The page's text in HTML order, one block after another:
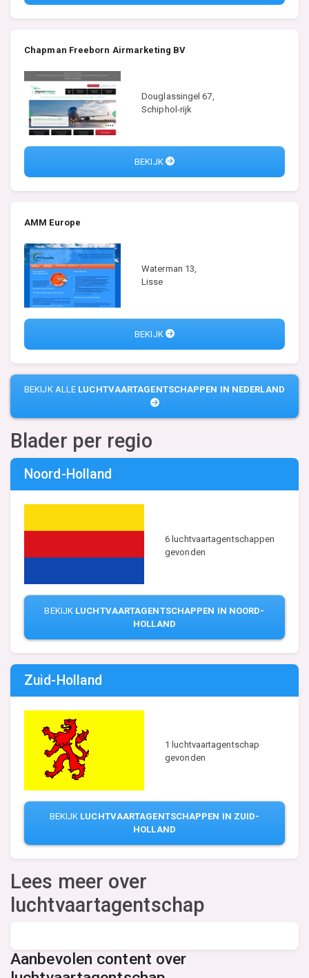
Chapman Freeborn Airmarketing BV
Douglassingel 67,
Schiphol-rijk
BEKIJK
AMM Europe
Waterman 13,
Lisse
BEKIJK
BEKIJK ALLE LUCHTVAARTAGENTSCHAPPEN IN NEDERLAND
Blader per regio
Noord-Holland
6 luchtvaartagentschappen
gevonden
BEKIJK LUCHTVAARTAGENTSCHAPPEN IN NOORD-
HOLLAND
Zuid-Holland
1 luchtvaartagentschap
gevonden
BEKIJK LUCHTVAARTAGENTSCHAPPEN IN ZUID-
HOLLAND
Lees meer over
luchtvaartagentschap
Aanbevolen content over